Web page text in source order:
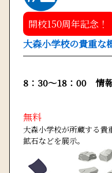
開校150周年記念！
大森小学校の貴重な
8：30～18：00 情
無料
大森小学校が所蔵する貴
鉱石などを展示。